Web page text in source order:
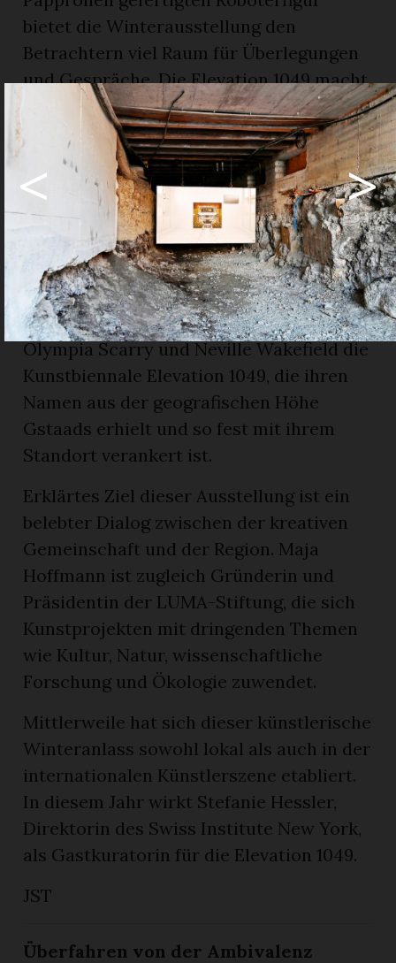
bietet die Winterausstellung den
Betrachtern viel Raum für Überlegungen
und Gespräche. Die Elevation 1049 macht
mit ihrer aktuellen Ausgabe auf den
Umgang mit, den Verbrauch und nicht
zuletzt den Gewinn von Energie
aufmerksam.
PD/JST
ELEVATION 1049
Im Jahr 2014 gründeten Maja Hoffmann,
Olympia Scarry und Neville Wakefield die
Kunstbiennale Elevation 1049, die ihren
Namen aus der geografischen Höhe
Gstaads erhielt und so fest mit ihrem
Standort verankert ist.
Erklärtes Ziel dieser Ausstellung ist ein
belebter Dialog zwischen der kreativen
Gemeinschaft und der Region. Maja
Hoffmann ist zugleich Gründerin und
Präsidentin der LUMA-Stiftung, die sich
Kunstprojekten mit dringenden Themen
wie Kultur, Natur, wissenschaftliche
Forschung und Ökologie zuwendet.
Mittlerweile hat sich dieser künstlerische
Winteranlass sowohl lokal als auch in der
internationalen Künstlerszene etabliert.
In diesem Jahr wirkt Stefanie Hessler,
Direktorin des Swiss Institute New York,
als Gastkuratorin für die Elevation 1049.
JST
Überfahren von der Ambivalenz
< >